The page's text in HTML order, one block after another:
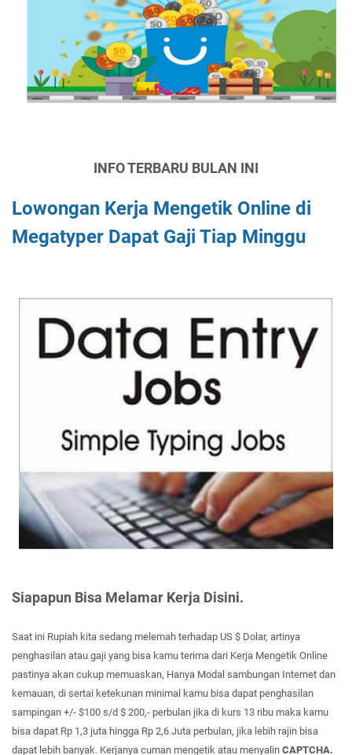
INFO TERBARU BULAN INI
Lowongan Kerja Mengetik Online di
Megatyper Dapat Gaji Tiap Minggu
Siapapun Bisa Melamar Kerja Disini.
Saat ini Rupiah kita sedang melemah terhadap US $ Dolar, artinya
penghasilan atau gaji yang bisa kamu terima dari Kerja Mengetik Online
pastinya akan cukup memuaskan, Hanya Modal sambungan Internet dan
kemauan, di sertai ketekunan minimal kamu bisa dapat penghasilan
sampingan +/- $100 s/d $ 200,- perbulan jika di kurs 13 ribu maka kamu
bisa dapat Rp 1,3 juta hingga Rp 2,6 Juta perbulan, jika lebih rajin bisa
dapat lebih banyak. Kerjanya cuman mengetik atau menyalin CAPTCHA.